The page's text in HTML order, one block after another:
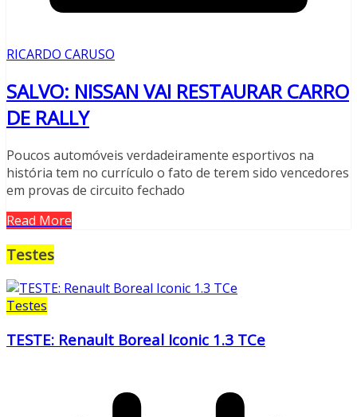
RICARDO CARUSO
SALVO: NISSAN VAI RESTAURAR CARRO
DE RALLY
Poucos automóveis verdadeiramente esportivos na
história tem no currículo o fato de terem sido vencedores
em provas de circuito fechado
Read More
Testes
Testes
TESTE: Renault Boreal Iconic 1.3 TCe